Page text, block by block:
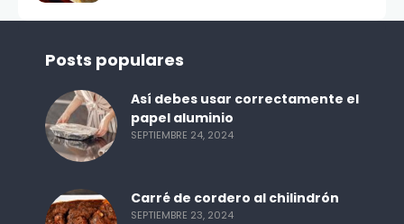
Posts populares
Así debes usar correctamente el
papel aluminio
SEPTIEMBRE 24, 2024
Carré de cordero al chilindrón
SEPTIEMBRE 23, 2024